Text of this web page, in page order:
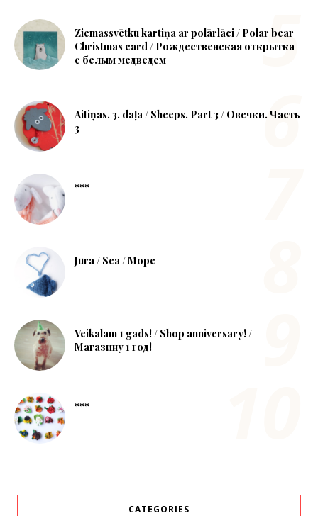
Ziemassvētku kartiņa ar polārlāci / Polar bear
Christmas card / Рождественская открытка
с белым медведем
Aitiņas. 3. daļa / Sheeps. Part 3 / Овечки. Часть
3
***
Jūra / Sea / Море
Veikalam 1 gads! / Shop anniversary! /
Магазину 1 год!
***
CATEGORIES